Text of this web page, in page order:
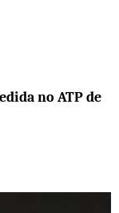
no ATP de